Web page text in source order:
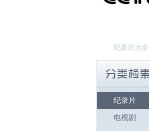
纪录片大全
纪录片
电视剧